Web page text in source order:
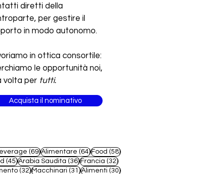
(69)69 post
Alimentare (64)64 post
Food (58)58 post
(45)45 post
Arabia Saudita (36)36 post
Francia (32)32 post
(32)32 post
Macchinari (31)31 post
Alimenti (30)30 post
diretti della
per gestire il
in modo autonomo.
in ottica consortile:
le opportunità noi,
volta per tutti.
Acquista il nominativo